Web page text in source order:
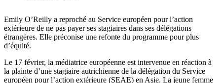
Emily O’Reilly a reproché au Service européen pour l’action
extérieure de ne pas payer ses stagiaires dans ses délégations
étrangères. Elle préconise une refonte du programme pour plus
d’équité.
Le 17 février, la médiatrice européenne est intervenue en réaction à
la plainte d’une stagiaire autrichienne de la délégation du Service
européen pour l’action extérieure (SEAE) en Asie. La jeune femme